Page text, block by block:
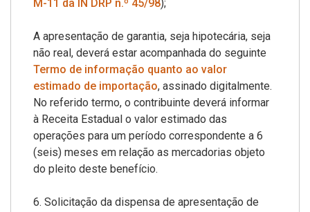
M-11 da IN DRP n.º 45/98);
A apresentação de garantia, seja hipotecária, seja
não real, deverá estar acompanhada do seguinte
Termo de informação quanto ao valor
estimado de importação, assinado digitalmente.
No referido termo, o contribuinte deverá informar
à Receita Estadual o valor estimado das
operações para um período correspondente a 6
(seis) meses em relação as mercadorias objeto
do pleito deste benefício.
6. Solicitação da dispensa de apresentação de